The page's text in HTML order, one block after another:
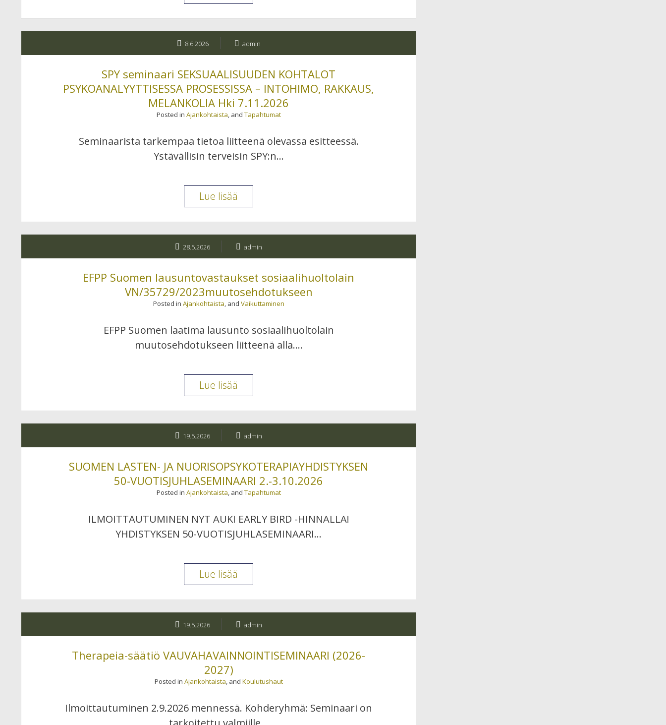
Psykoterapiaseura
Elokuva
ja
psyyke
–
HÄPEÄ
JA
Hki
20.-21.11.2026
8.6.2026 admin
SPY seminaari SEKSUAALISUUDEN KOHTALOT
PSYKOANALYYTTISESSA PROSESSISSA – INTOHIMO, RAKKAUS,
MELANKOLIA Hki 7.11.2026
Posted in Ajankohtaista, and Tapahtumat
Seminaarista tarkempaa tietoa liitteenä olevassa esitteessä.
Ystävällisin terveisin SPY:n…
Lue lisää
seminaari
SEKSUAALISUUDEN
KOHTALOT
PSYKOANALYYTTISESSA
–
INTOHIMO,
MELANKOLIA
Hki
28.5.2026 admin
EFPP Suomen lausuntovastaukset sosiaalihuoltolain
VN/35729/2023muutosehdotukseen
Posted in Ajankohtaista, and Vaikuttaminen
EFPP Suomen laatima lausunto sosiaalihuoltolain
muutosehdotukseen liitteenä alla.…
Lue lisää
Suomen
lausuntovastaukset
sosiaalihuoltolain
VN/35729/2023muutosehdotukseen
19.5.2026 admin
SUOMEN LASTEN- JA NUORISOPSYKOTERAPIAYHDISTYKSEN
50-VUOTISJUHLASEMINAARI 2.-3.10.2026
Posted in Ajankohtaista, and Tapahtumat
ILMOITTAUTUMINEN NYT AUKI EARLY BIRD -HINNALLA!
YHDISTYKSEN 50-VUOTISJUHLASEMINAARI…
Lue lisää
LASTEN-
JA
NUORISOPSYKOTERAPIAYHDISTYKSEN
50-
2.-3.10.2026
19.5.2026 admin
Therapeia-säätiö VAUVAHAVAINNOINTISEMINAARI (2026-
2027)
Posted in Ajankohtaista, and Koulutushaut
Ilmoittautuminen 2.9.2026 mennessä. Kohderyhmä: Seminaari on